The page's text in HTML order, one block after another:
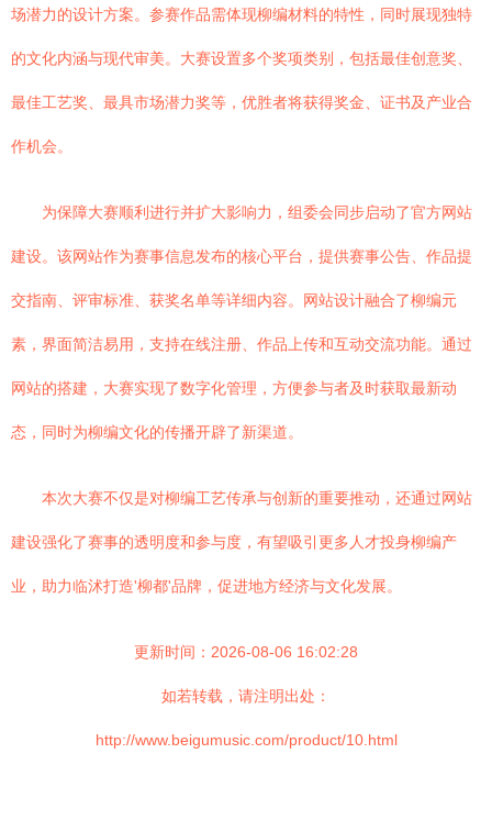
场潜力的设计方案。参赛作品需体现柳编材料的特性，同时展现独特
的文化内涵与现代审美。大赛设置多个奖项类别，包括最佳创意奖、
最佳工艺奖、最具市场潜力奖等，优胜者将获得奖金、证书及产业合
作机会。
为保障大赛顺利进行并扩大影响力，组委会同步启动了官方网站
建设。该网站作为赛事信息发布的核心平台，提供赛事公告、作品提
交指南、评审标准、获奖名单等详细内容。网站设计融合了柳编元
素，界面简洁易用，支持在线注册、作品上传和互动交流功能。通过
网站的搭建，大赛实现了数字化管理，方便参与者及时获取最新动
态，同时为柳编文化的传播开辟了新渠道。
本次大赛不仅是对柳编工艺传承与创新的重要推动，还通过网站
建设强化了赛事的透明度和参与度，有望吸引更多人才投身柳编产
业，助力临沭打造'柳都'品牌，促进地方经济与文化发展。
更新时间：2026-08-06 16:02:28
如若转载，请注明出处：
http://www.beigumusic.com/product/10.html